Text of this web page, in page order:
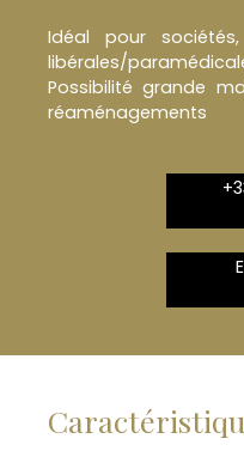
Idéal pour
libérales/
Possibilité grande
réaménagements